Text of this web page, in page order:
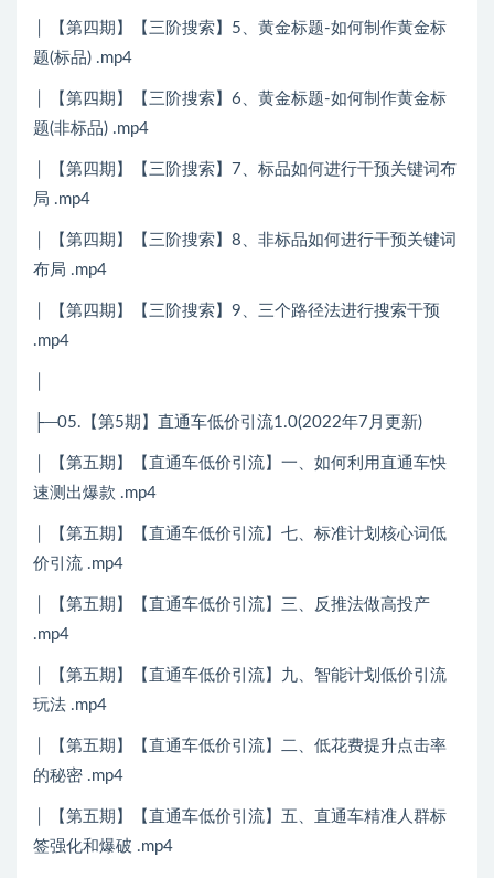
│ 【第四期】【三阶搜索】5、黄金标题-如何制作黄金标
题(标品) .mp4
│ 【第四期】【三阶搜索】6、黄金标题-如何制作黄金标
题(非标品) .mp4
│ 【第四期】【三阶搜索】7、标品如何进行干预关键词布
局 .mp4
│ 【第四期】【三阶搜索】8、非标品如何进行干预关键词
布局 .mp4
│ 【第四期】【三阶搜索】9、三个路径法进行搜索干预
.mp4
├─05.【第5期】直通车低价引流1.0(2022年7月更新)
│ 【第五期】【直通车低价引流】一、如何利用直通车快
速测出爆款 .mp4
│ 【第五期】【直通车低价引流】七、标准计划核心词低
价引流 .mp4
│ 【第五期】【直通车低价引流】三、反推法做高投产
.mp4
│ 【第五期】【直通车低价引流】九、智能计划低价引流
玩法 .mp4
│ 【第五期】【直通车低价引流】二、低花费提升点击率
的秘密 .mp4
│ 【第五期】【直通车低价引流】五、直通车精准人群标
签强化和爆破 .mp4